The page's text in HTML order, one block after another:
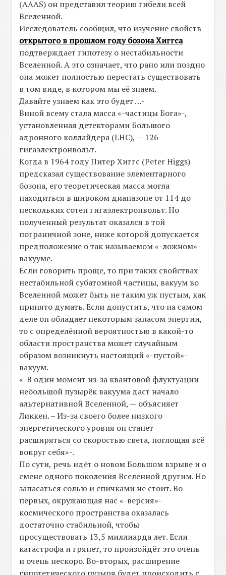
(AAAS) он представил теорию гибели всей
Вселенной.
Исследователь сообщил, что изучение свойств
открытого в прошлом году бозона Хиггса
подтверждает гипотезу о нестабильности
Вселенной. А это означает, что рано или поздно
она может полностью перестать существовать
в том виде, в котором мы её знаем.
Давайте узнаем как это будет …-
Виной всему стала масса «-частицы Бога»-,
установленная детекторами Большого
адронного коллайдера (LHC), — 126
гигаэлектронвольт.
Когда в 1964 году Питер Хиггс (Peter Higgs)
предсказал существование элементарного
бозона, его теоретическая масса могла
находиться в широком диапазоне от 114 до
нескольких сотен гигаэлектронвольт. Но
полученный результат оказался в той
пограничной зоне, ниже которой допускается
предположение о так называемом «-ложном»-
вакууме.
Если говорить проще, то при таких свойствах
нестабильной субатомной частицы, вакуум во
Вселенной может быть не таким уж пустым, как
принято думать. Если допустить, что на самом
деле он обладает некоторым запасом энергии,
то с определённой вероятностью в какой-то
области пространства может случайным
образом возникнуть настоящий «-пустой»-
вакуум.
«-В один момент из-за квантовой флуктуации
небольшой пузырёк вакуума даст начало
альтернативной Вселенной, — объясняет
Ликкен. – Из-за своего более низкого
энергетического уровня он станет
расширяться со скоростью света, поглощая всё
вокруг себя»-.
По сути, речь идёт о новом Большом взрыве и о
смене одного поколения Вселенной другим. Но
запасаться солью и спичками не стоит. Во-
первых, окружающая нас «-версия»-
космического пространства оказалась
достаточно стабильной, чтобы
просуществовать 13,5 миллиарда лет. Если
катастрофа и грянет, то произойдёт это очень
и очень нескоро. Во-вторых, расширение